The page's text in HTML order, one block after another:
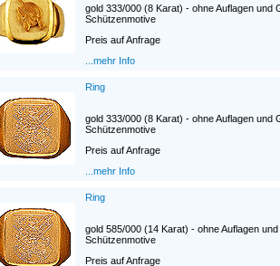
gold 333/000 (8 Karat) - ohne Auflagen und
Schützenmotive
Preis auf Anfrage
...mehr Info
Ring
gold 333/000 (8 Karat) - ohne Auflagen und
Schützenmotive
Preis auf Anfrage
...mehr Info
Ring
gold 585/000 (14 Karat) - ohne Auflagen
Schützenmotive
Preis auf Anfrage